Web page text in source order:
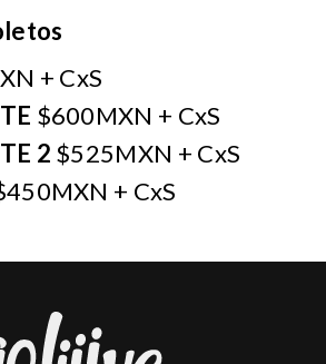
+ CxS
$600MXN + CxS
2 $525MXN + CxS
+ CxS